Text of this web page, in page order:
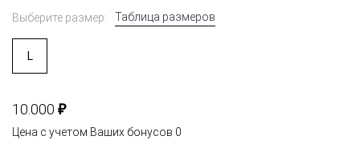
Выберите размер: Таблица размеров
L
10.000 ₽
Цена с учетом Ваших бонусов 0